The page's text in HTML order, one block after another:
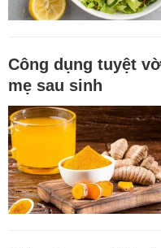
Công dụng tuyệt
mẹ sau sinh